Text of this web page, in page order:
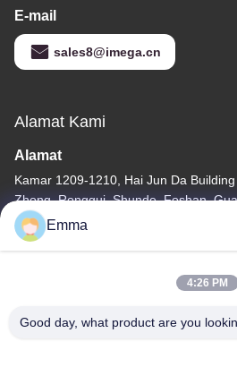
E-mail
sales8@imega.cn
Alamat Kami
Alamat
Kamar 1209-1210, Hai Jun Da
Zhong, Ronggui, Shunde, Foshan,
tel
Emma
4:26 PM
Good day, what product are you